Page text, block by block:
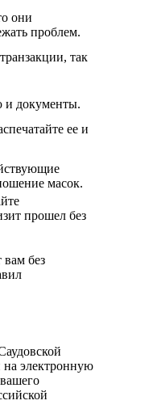
они
проблем.
так
и документы.
ее и
масок.
прошел без
без
на электронную